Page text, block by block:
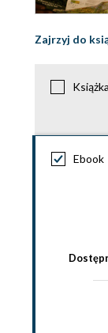
Zajrzyj do
Książka
Ebook